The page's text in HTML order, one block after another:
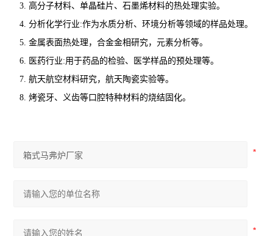
3. 高分子材料、单晶硅片、石墨烯材料的热处理实验。
4. 分析化学行业:作为水质分析、环境分析等领域的样品处理。
5. 金属表面热处理，合金金相研究，元素分析等。
6. 医药行业:用于药品的检验、医学样品的预处理等。
7. 航天航空材料研究，航天陶瓷实验等。
8. 烤瓷牙、义齿等口腔特种材料的烧结固化。